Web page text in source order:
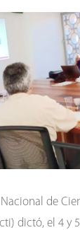
de
dictó, el 4 y